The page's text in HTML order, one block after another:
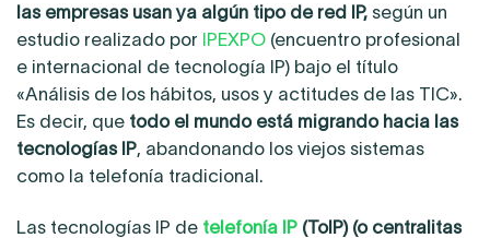
las empresas usan ya algún tipo de red IP, según un
estudio realizado por IPEXPO (encuentro profesional
e internacional de tecnología IP) bajo el título
«Análisis de los hábitos, usos y actitudes de las TIC».
Es decir, que todo el mundo está migrando hacia las
tecnologías IP, abandonando los viejos sistemas
como la telefonía tradicional.
Las tecnologías IP de telefonía IP (ToIP) (o centralitas